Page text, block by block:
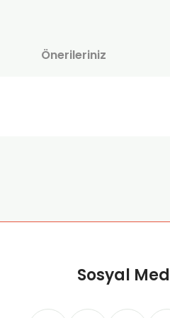
Önerileriniz
Sosyal